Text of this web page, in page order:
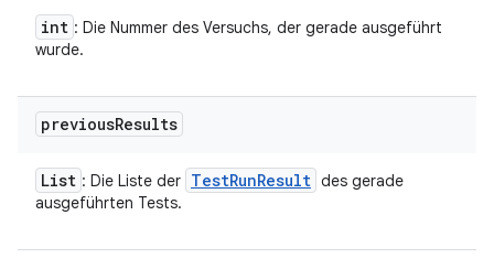
int : Die Nummer des Versuchs, der gerade ausgeführt
wurde.
previousResults
List : Die Liste der TestRunResult des gerade
ausgeführten Tests.